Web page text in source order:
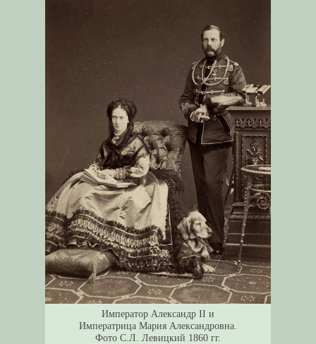
Император Александр II и
Императрица Мария Александровна.
Фото С.Л. Левицкий 1860 гг.